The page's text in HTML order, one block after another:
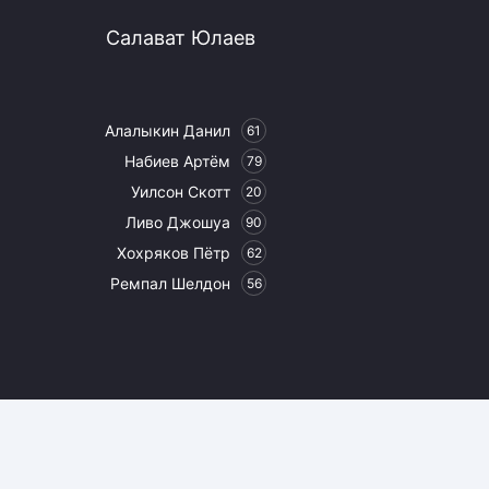
Салават Юлаев
Алалыкин Данил 61
Набиев Артём 79
Уилсон Скотт 20
Ливо Джошуа 90
Хохряков Пётр 62
Ремпал Шелдон 56